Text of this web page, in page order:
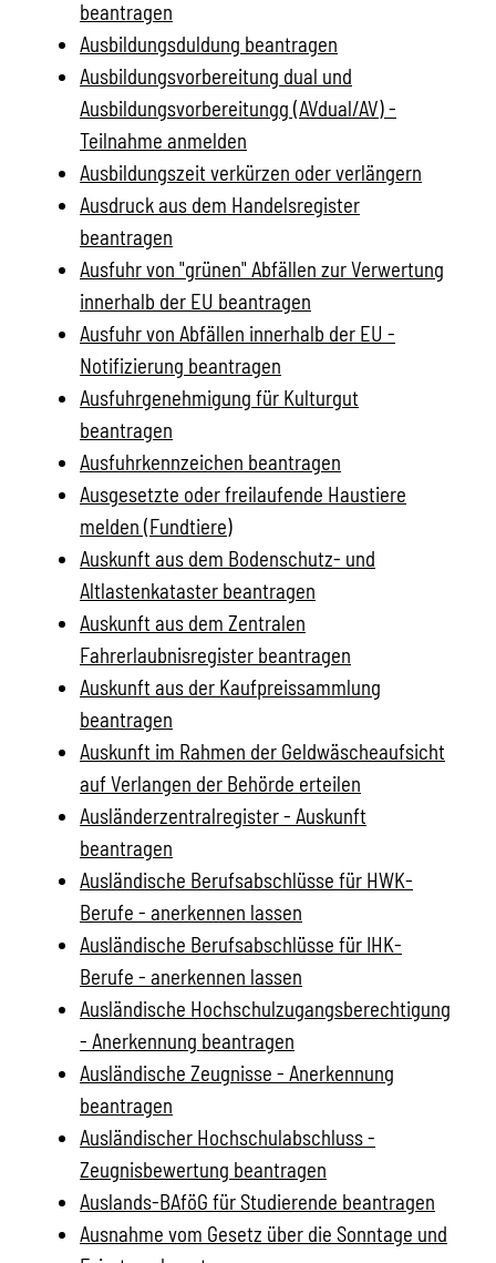
beantragen
Ausbildungsduldung beantragen
Ausbildungsvorbereitung dual und
Ausbildungsvorbereitungg (AVdual/AV) -
Teilnahme anmelden
Ausbildungszeit verkürzen oder verlängern
Ausdruck aus dem Handelsregister
beantragen
Ausfuhr von "grünen" Abfällen zur Verwertung
innerhalb der EU beantragen
Ausfuhr von Abfällen innerhalb der EU -
Notifizierung beantragen
Ausfuhrgenehmigung für Kulturgut
beantragen
Ausfuhrkennzeichen beantragen
Ausgesetzte oder freilaufende Haustiere
melden (Fundtiere)
Auskunft aus dem Bodenschutz- und
Altlastenkataster beantragen
Auskunft aus dem Zentralen
Fahrerlaubnisregister beantragen
Auskunft aus der Kaufpreissammlung
beantragen
Auskunft im Rahmen der Geldwäscheaufsicht
auf Verlangen der Behörde erteilen
Ausländerzentralregister - Auskunft
beantragen
Ausländische Berufsabschlüsse für HWK-
Berufe - anerkennen lassen
Ausländische Berufsabschlüsse für IHK-
Berufe - anerkennen lassen
Ausländische Hochschulzugangsberechtigung
- Anerkennung beantragen
Ausländische Zeugnisse - Anerkennung
beantragen
Ausländischer Hochschulabschluss -
Zeugnisbewertung beantragen
Auslands-BAföG für Studierende beantragen
Ausnahme vom Gesetz über die Sonntage und